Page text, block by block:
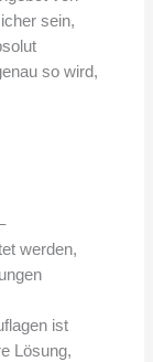
sein,
so wird,
werden,
ist
Lösung,